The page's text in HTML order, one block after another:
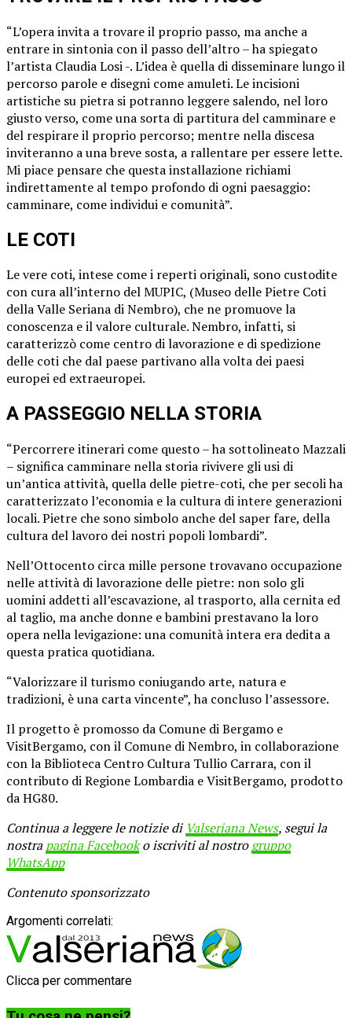
“L’opera invita a trovare il proprio passo, ma anche a
entrare in sintonia con il passo dell’altro – ha spiegato
l’artista Claudia Losi -. L’idea è quella di disseminare lungo il
percorso parole e disegni come amuleti. Le incisioni
artistiche su pietra si potranno leggere salendo, nel loro
giusto verso, come una sorta di partitura del camminare e
del respirare il proprio percorso; mentre nella discesa
inviteranno a una breve sosta, a rallentare per essere lette.
Mi piace pensare che questa installazione richiami
indirettamente al tempo profondo di ogni paesaggio:
camminare, come individui e comunità”.
LE COTI
Le vere coti, intese come i reperti originali, sono custodite
con cura all’interno del MUPIC, (Museo delle Pietre Coti
della Valle Seriana di Nembro), che ne promuove la
conoscenza e il valore culturale. Nembro, infatti, si
caratterizzò come centro di lavorazione e di spedizione
delle coti che dal paese partivano alla volta dei paesi
europei ed extraeuropei.
A PASSEGGIO NELLA STORIA
“Percorrere itinerari come questo – ha sottolineato Mazzali
– significa camminare nella storia rivivere gli usi di
un’antica attività, quella delle pietre-coti, che per secoli ha
caratterizzato l’economia e la cultura di intere generazioni
locali. Pietre che sono simbolo anche del saper fare, della
cultura del lavoro dei nostri popoli lombardi”.
Nell’Ottocento circa mille persone trovavano occupazione
nelle attività di lavorazione delle pietre: non solo gli
uomini addetti all’escavazione, al trasporto, alla cernita ed
al taglio, ma anche donne e bambini prestavano la loro
opera nella levigazione: una comunità intera era dedita a
questa pratica quotidiana.
“Valorizzare il turismo coniugando arte, natura e
tradizioni, è una carta vincente”, ha concluso l’assessore.
Il progetto è promosso da Comune di Bergamo e
VisitBergamo, con il Comune di Nembro, in collaborazione
con la Biblioteca Centro Cultura Tullio Carrara, con il
contributo di Regione Lombardia e VisitBergamo, prodotto
da HG80.
Continua a leggere le notizie di Valseriana News, segui la
nostrapagina Facebooko iscriviti al nostrogruppo
WhatsApp
Contenuto sponsorizzato
Argomenti correlati:
Clicca per commentare